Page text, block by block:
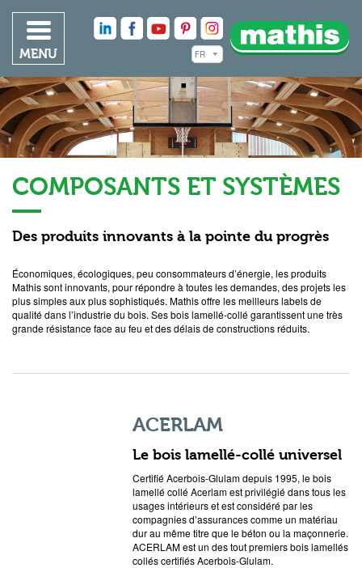
MENU
COMPOSANTS ET SYSTÈMES
Des produits innovants à la pointe du progrès
Économiques, écologiques, peu consommateurs d’énergie, les produits
Mathis sont innovants, pour répondre à toutes les demandes, des projets les
plus simples aux plus sophistiqués. Mathis offre les meilleurs labels de
qualité dans l’industrie du bois. Ses bois lamellé-collé garantissent une très
grande résistance face au feu et des délais de constructions réduits.
ACERLAM
Le bois lamellé-collé universel
Certifié Acerbois-Glulam depuis 1995, le bois
lamellé collé Acerlam est privilégié dans tous les
usages intérieurs et est considéré par les
compagnies d’assurances comme un matériau
dur au même titre que le béton ou la maçonnerie.
ACERLAM est un des tout premiers bois lamellés
collés certifiés Acerbois-Glulam.